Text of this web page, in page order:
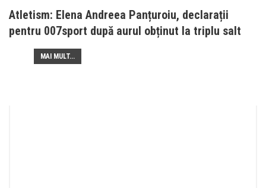
Atletism: Elena Andreea Panțuroiu, declarații
pentru 007sport după aurul obținut la triplu salt
MAI MULT...